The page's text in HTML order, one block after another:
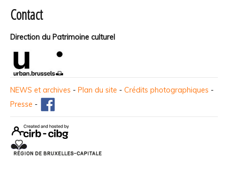
Contact
Direction du Patrimoine culturel
NEWS et archives - Plan du site - Crédits photographiques -
Presse -